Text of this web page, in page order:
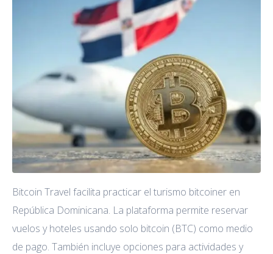
Bitcoin Travel facilita practicar el turismo bitcoiner en
República Dominicana. La plataforma permite reservar
vuelos y hoteles usando solo bitcoin (BTC) como medio
de pago. También incluye opciones para actividades y